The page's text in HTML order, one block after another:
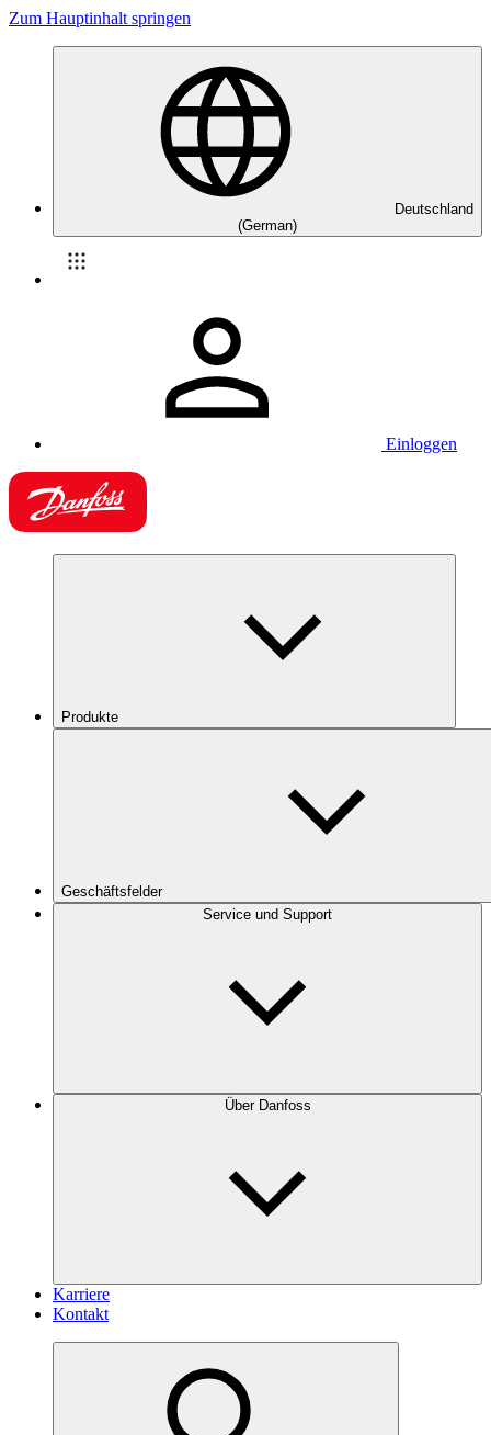
Zum Hauptinhalt springen
Deutschland
(German)
Einloggen
Produkte
Geschäftsfelder
Service und Support
Über Danfoss
Karriere
Kontakt